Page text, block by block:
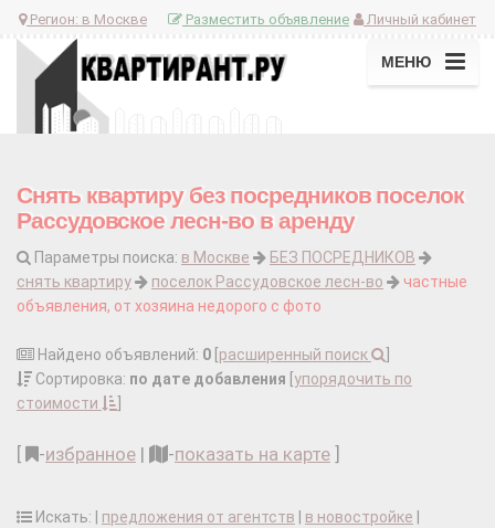
Регион: в Москве Личный кабинет
Разместить объявление
МЕНЮ
Снять квартиру без посредников поселок
Рассудовское лесн-во в аренду
Параметры поиска: в Москве
БЕЗ ПОСРЕДНИКОВ
снять квартиру
поселок Рассудовское лесн-во
частные
объявления, от хозяина недорого с фото
Найдено объявлений: 0 расширенный поиск
Сортировка: по дате добавления упорядочить по
стоимости
-избранное | -показать на карте
Искать: | предложения от агентств в новостройке